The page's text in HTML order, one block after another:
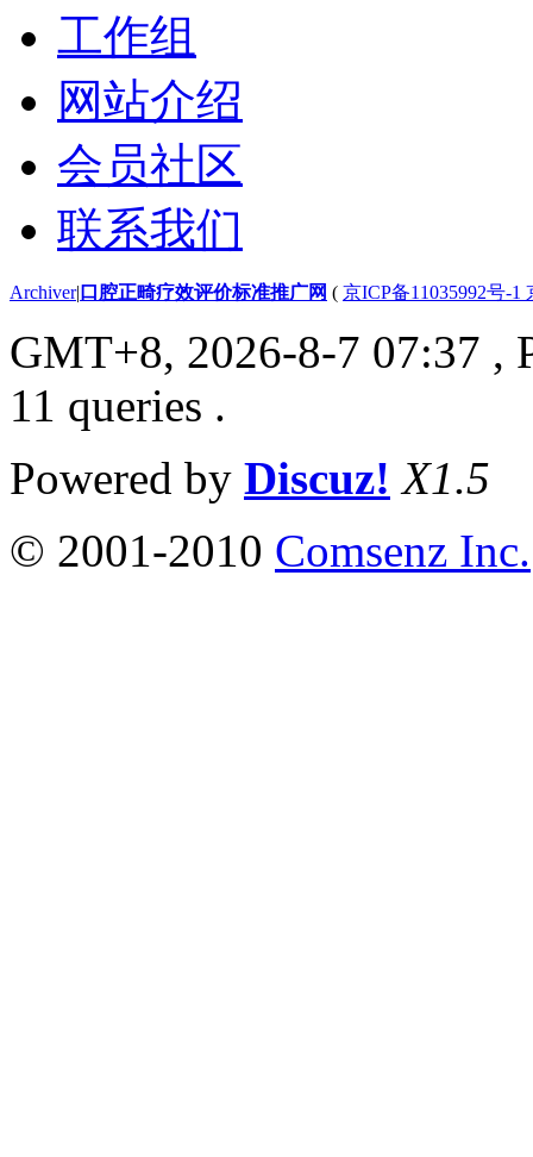
工作组
网站介绍
会员社区
联系我们
Archiver| 口腔正畸疗效评价标准推广网 ( 京ICP备11035992号-1
GMT+8, 2026-8-7 07:37 ,
11 queries .
Powered by Discuz! X1.5
© 2001-2010 Comsenz Inc.